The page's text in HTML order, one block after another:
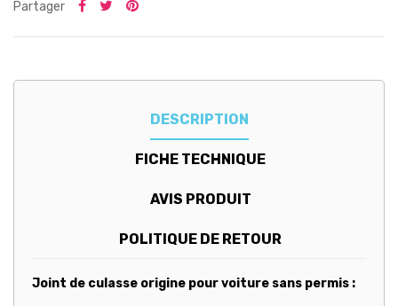
Partager
DESCRIPTION
FICHE TECHNIQUE
AVIS PRODUIT
POLITIQUE DE RETOUR
Joint de culasse origine pour voiture sans permis :